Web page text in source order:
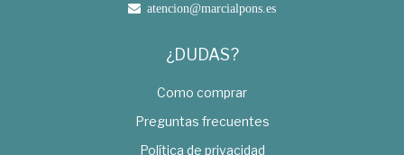
atencion@marcialpons.es
¿DUDAS?
Como comprar
Preguntas frecuentes
Política de privacidad